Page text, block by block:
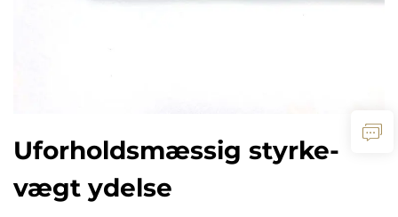
Uforholdsmæssig styrke-
vægt ydelse